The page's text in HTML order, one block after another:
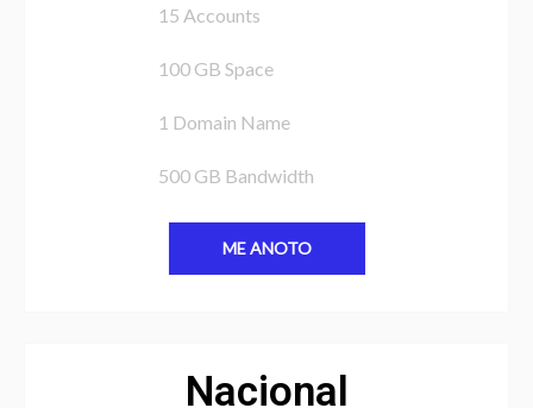
15 Accounts
100 GB Space
1 Domain Name
500 GB Bandwidth
ME ANOTO
Nacional